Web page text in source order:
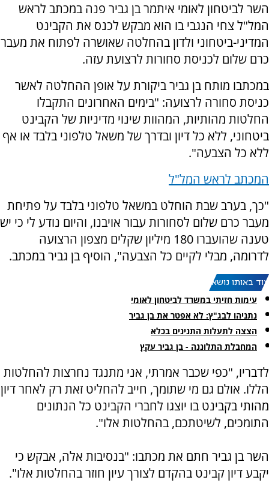
השר לביטחון לאומי איתמר בן גביר פנה במכתב לראש
המל"ל צחי הנגבי בו הוא מבקש לכנס את הקבינט
המדיני-ביטחוני ולדון בהחלטה שאושרה לפתוח את מעבר
כרם שלום לכניסת סחורות לרצועת עזה.
במכתבו מותח בן גביר ביקורת על אופן ההחלטה לאשר
כניסת סחורה לרצועה: "בימים האחרונים התקבלו
החלטות מהותיות, המהוות שינוי מדיניות של הקבינט
ביטחוני, ללא כל דיון ובדרך של משאל טלפוני בלבד או אף
ללא כל הצבעה".
המכתב לראש המל"ל
"כך, בערב שבת הוחלט במשאל טלפוני בלבד על פתיחת
מעבר כרם שלום לסחורות עבור אויבנו, והיום נודע לי כי יש
טענה שהועברו 180 מיליון שקלים מצפון הרצועה
לדרומה, מבלי לקיים כל הצבעה", הוסיף בן גביר במכתב.
עוד באותו נושא:
עימות חזיתי במשרד לביטחון לאומי
נתניהו לבג"ץ: לא אפטר את בן גביר
הצצה לתעלות התנינים בכלא
המחבלת התלוננה - בן גביר עקץ
לדבריו, "כפי שכבר אמרתי, אני מתנגד נחרצות להחלטות
הללו. אולם גם מי שתומך, חייב להחליט זאת רק לאחר דיון
מהותי בקבינט בו יוצגו לחברי הקבינט כל הנתונים
התומכים, לשיטתכם, בהחלטות אלו".
השר בן גביר חתם את מכתבו: "בנסיבות אלה, אבקש כי
יקבע דיון קבינט בהקדם לצורך עיון חוזר בהחלטות אלו".